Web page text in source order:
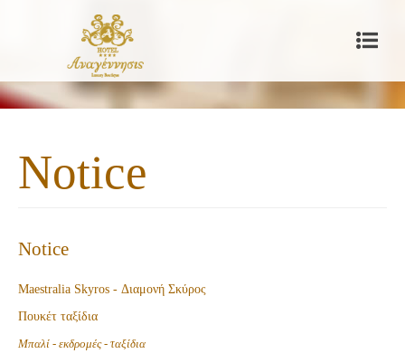
Notice
Notice
Maestralia Skyros - Διαμονή Σκύρος
Πουκέτ ταξίδια
Μπαλί - εκδρομές - ταξίδια